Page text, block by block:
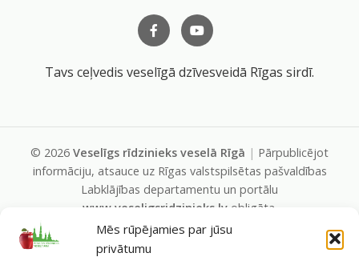
Mēs rūpējamies par jūsu
privātumu
Tavs ceļvedis veselīgā dzīvesveidā Rīgas sirdī.
© 2026 Veselīgs rīdzinieks veselā Rīgā | Pārpublicējot
informāciju, atsauce uz Rīgas valstspilsētas pašvaldības
Labklājības departamentu un portālu
www.veseligsridzinieks.lvobligāta.
Pašvaldības portālu administrē Rīgas valstspilsētas
pašvaldības Labklājības departaments (Rīga, Baznīcas iela